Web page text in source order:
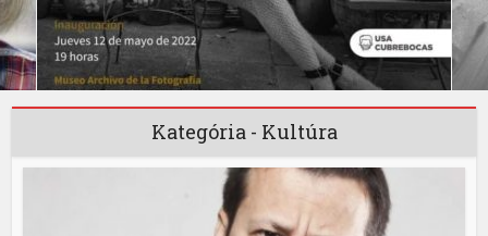
Kategória - Kultúra